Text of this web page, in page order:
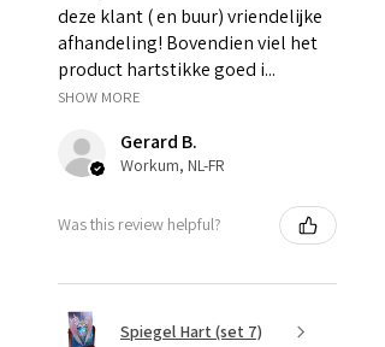
deze klant ( en buur) vriendelijke
afhandeling! Bovendien viel het
product hartstikke goed i...
SHOW MORE
Gerard B.
Workum, NL-FR
Was this review helpful?
Spiegel Hart (set 7)